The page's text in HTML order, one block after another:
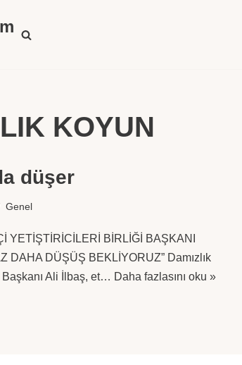
KOYUN
düşer
Genel
YETİŞTİRİCİLERİ BİRLİĞİ BAŞKANI
DAHA DÜŞÜŞ BEKLİYORUZ” Damızlık
Ali İlbaş, et… Daha fazlasını oku »